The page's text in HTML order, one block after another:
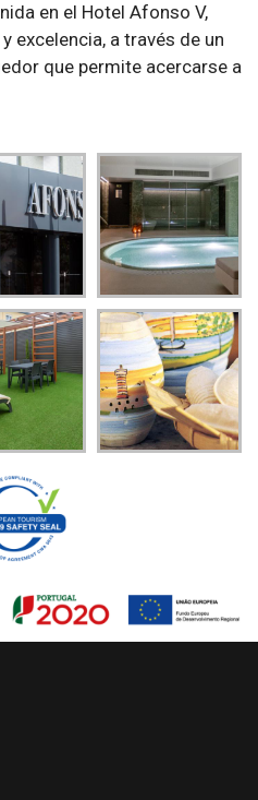
en el Hotel Afonso V,
excelencia, a través de un
que permite acercarse a